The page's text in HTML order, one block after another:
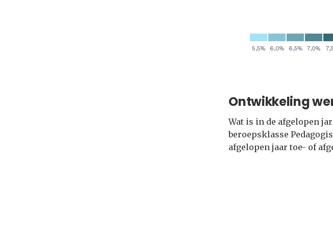
Ontwikkeling
Wat is in de afgelopen
beroepsklasse
afgelopen jaar toe- of